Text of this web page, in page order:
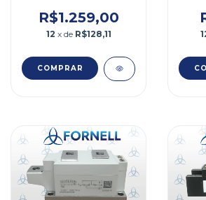
R$1.259,00
12 x de R$128,11